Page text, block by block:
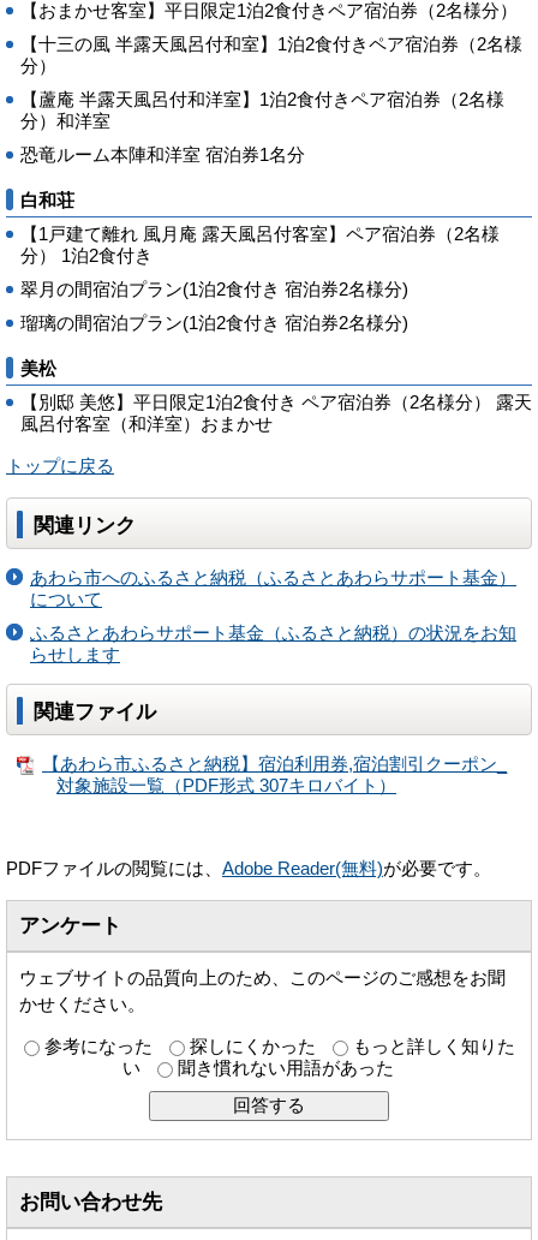
【おまかせ客室】平日限定1泊2食付きペア宿泊券（2名様分）
【十三の風 半露天風呂付和室】1泊2食付きペア宿泊券（2名様
分）
【蘆庵 半露天風呂付和洋室】1泊2食付きペア宿泊券（2名様
分）和洋室
恐竜ルーム本陣和洋室 宿泊券1名分
白和荘
【1戸建て離れ 風月庵 露天風呂付客室】ペア宿泊券（2名様
分） 1泊2食付き
翠月の間宿泊プラン(1泊2食付き 宿泊券2名様分)
瑠璃の間宿泊プラン(1泊2食付き 宿泊券2名様分)
美松
【別邸 美悠】平日限定1泊2食付き ペア宿泊券（2名様分） 露天
風呂付客室（和洋室）おまかせ
トップに戻る
関連リンク
あわら市へのふるさと納税（ふるさとあわらサポート基金）
について
ふるさとあわらサポート基金（ふるさと納税）の状況をお知
らせします
関連ファイル
【あわら市ふるさと納税】宿泊利用券,宿泊割引クーポン_
対象施設一覧（PDF形式 307キロバイト）
PDFファイルの閲覧には、 Adobe Reader(無料)が必要です。
アンケート
ウェブサイトの品質向上のため、このページのご感想をお聞
かせください。
参考になった 探しにくかった
もっと詳しく知りた
い
聞き慣れない用語があった
お問い合わせ先